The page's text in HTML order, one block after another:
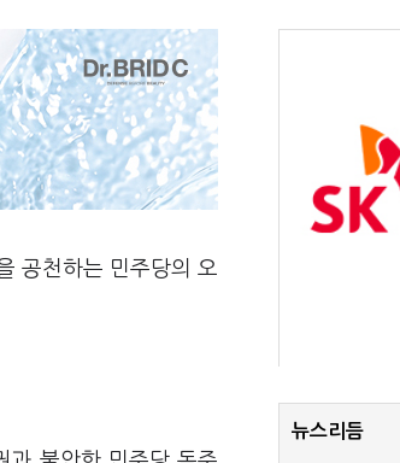
공천하는 민주당의 오
뉴스리듬